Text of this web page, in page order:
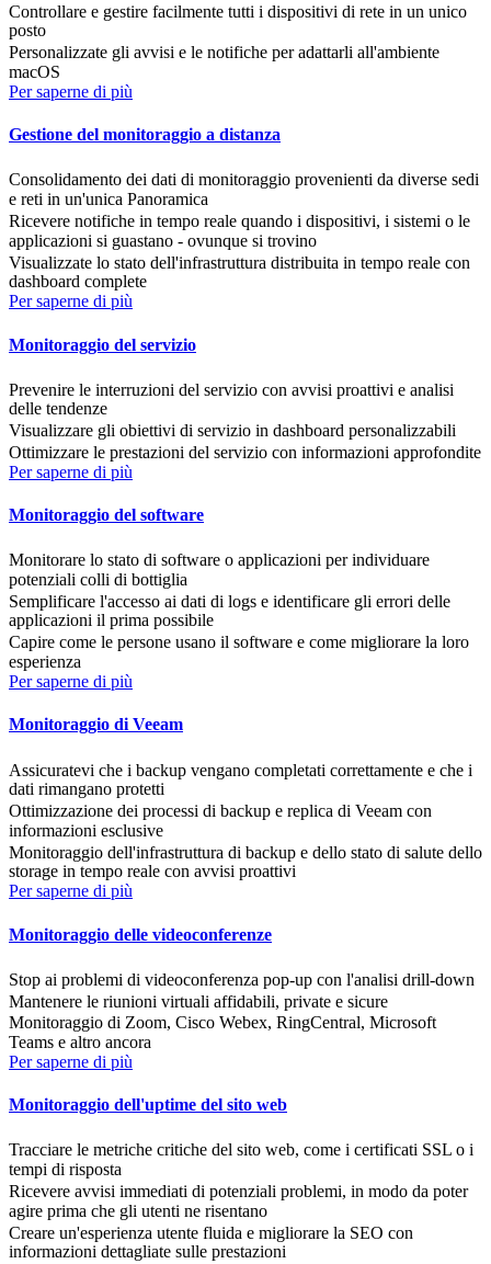
Controllare e gestire facilmente tutti i dispositivi di rete in un unico
posto
Personalizzate gli avvisi e le notifiche per adattarli all'ambiente
macOS
Per saperne di più
Gestione del monitoraggio a distanza
Consolidamento dei dati di monitoraggio provenienti da diverse sedi
e reti in un'unica Panoramica
Ricevere notifiche in tempo reale quando i dispositivi, i sistemi o le
applicazioni si guastano - ovunque si trovino
Visualizzate lo stato dell'infrastruttura distribuita in tempo reale con
dashboard complete
Per saperne di più
Monitoraggio del servizio
Prevenire le interruzioni del servizio con avvisi proattivi e analisi
delle tendenze
Visualizzare gli obiettivi di servizio in dashboard personalizzabili
Ottimizzare le prestazioni del servizio con informazioni approfondite
Per saperne di più
Monitoraggio del software
Monitorare lo stato di software o applicazioni per individuare
potenziali colli di bottiglia
Semplificare l'accesso ai dati di logs e identificare gli errori delle
applicazioni il prima possibile
Capire come le persone usano il software e come migliorare la loro
esperienza
Per saperne di più
Monitoraggio di Veeam
Assicuratevi che i backup vengano completati correttamente e che i
dati rimangano protetti
Ottimizzazione dei processi di backup e replica di Veeam con
informazioni esclusive
Monitoraggio dell'infrastruttura di backup e dello stato di salute dello
storage in tempo reale con avvisi proattivi
Per saperne di più
Monitoraggio delle videoconferenze
Stop ai problemi di videoconferenza pop-up con l'analisi drill-down
Mantenere le riunioni virtuali affidabili, private e sicure
Monitoraggio di Zoom, Cisco Webex, RingCentral, Microsoft
Teams e altro ancora
Per saperne di più
Monitoraggio dell'uptime del sito web
Tracciare le metriche critiche del sito web, come i certificati SSL o i
tempi di risposta
Ricevere avvisi immediati di potenziali problemi, in modo da poter
agire prima che gli utenti ne risentano
Creare un'esperienza utente fluida e migliorare la SEO con
informazioni dettagliate sulle prestazioni